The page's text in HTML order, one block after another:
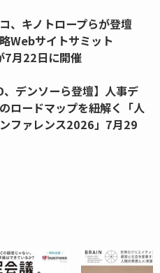
、キノトロープらが登壇
略Webサイトサミット
7月22日に開催
、デンソーら登壇】人事デ
ロードマップを紐解く「人
ファレンス2026」7月29